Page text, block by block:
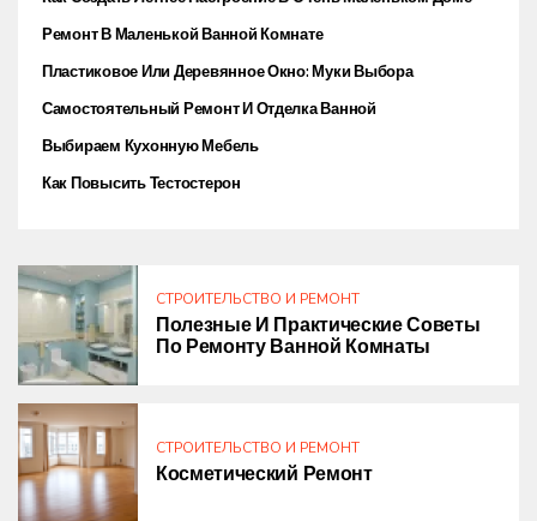
Ремонт В Маленькой Ванной Комнате
Пластиковое Или Деревянное Окно: Муки Выбора
Самостоятельный Ремонт И Отделка Ванной
Выбираем Кухонную Мебель
Как Повысить Тестостерон
СТРОИТЕЛЬСТВО И РЕМОНТ
Полезные И Практические Советы
По Ремонту Ванной Комнаты
СТРОИТЕЛЬСТВО И РЕМОНТ
Косметический Ремонт